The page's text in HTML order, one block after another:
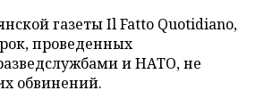
газеты Il Fatto Quotidiano,
проведенных
и НАТО, не
обвинений.